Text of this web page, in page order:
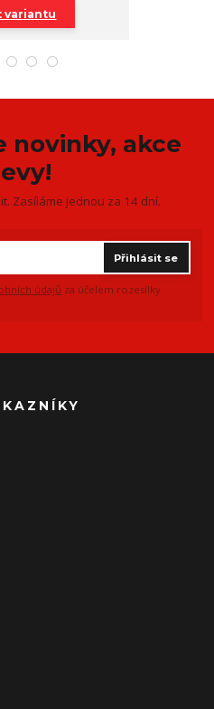
variantu
novinky, akce
Zasíláme jednou za 14 dní.
Přihlásit se
údajů za účelem rozesílky